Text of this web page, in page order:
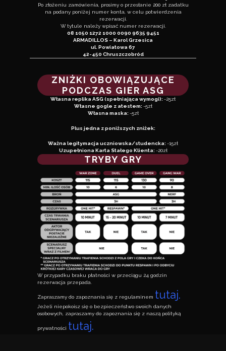
Po złożeniu zamówienia, prosimy o przesłanie 200 zł zadatku
na podany poniżej numer konta, w celu potwierdzenia
rezerwacji.
W tytule należy wpisać numer rezerwacji.
08 1050 1272 1000 0090 9635 9451
ARMADILLOS – Karol Grzesica
ul. Powiatowa 67
42-450 Chruszczobród
ZNIŻKI OBOWIĄZUJĄCE
PODCZAS GIER ASG
Własna replika ASG (spełniająca wymogi): -25zł
Własne gogle z atestem: -5zł
Własna maska: -5zł
Plus jedna z poniższych zniżek:
Ważna legitymacja uczniowska/studencka: -15zł
Uzupełniona Karta Stałego Klienta: -20zł
TRYBY GRY
W przypadku braku płatności w przeciągu 24 godzin
rezerwacja przepada.
Zapraszamy do zapoznania się z regulaminem tutaj.
Jeżeli niepokoisz się o bezpieczeństwo swoich danych
osobowych, zapraszamy do zapoznania się z naszą polityką
prywatności tutaj.